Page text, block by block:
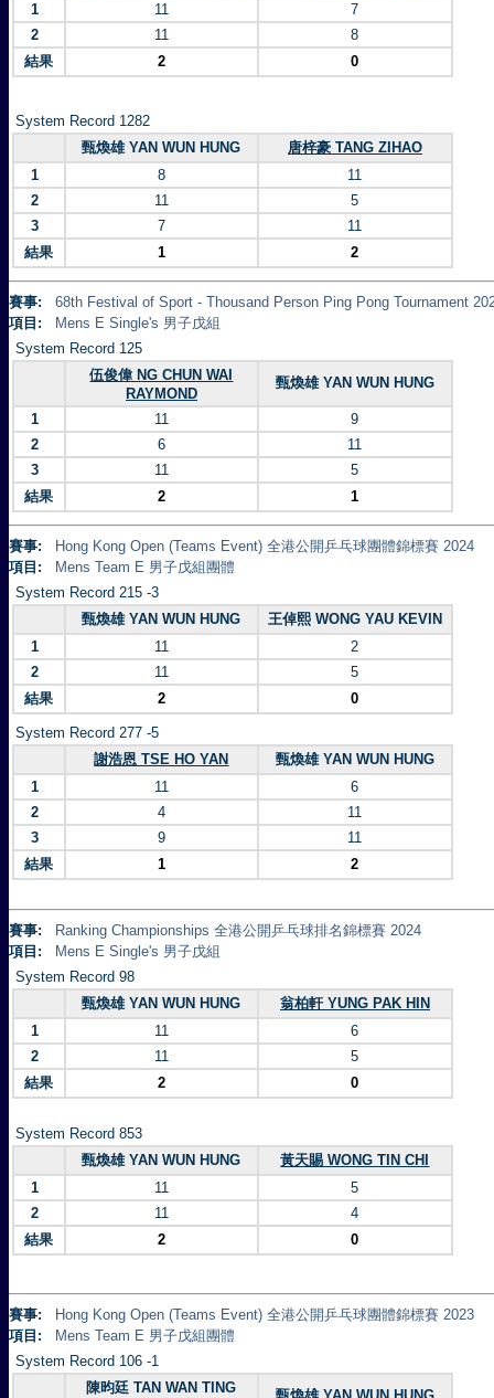
1
11
7
2
11
8
結果
2 0
System Record 1282
甄煥雄 YAN WUN HUNG
唐梓豪 TANG ZIHAO
1
8
11
2
11
5
3
7
11
結果
1 2
賽事:
68th Festival of Sport - Thousand Person Ping Pong Tournament
項目:
Mens E Single's 男子戊組
System Record 125
伍俊偉 NG CHUN WAI
RAYMOND
甄煥雄 YAN WUN HUNG
1 11
9
2
6
11
3
11
5
結果
2 1
賽事:
Hong Kong Open (Teams Event) 全港公開乒乓球團體錦標賽 2024
項目:
Mens Team E 男子戊組團體
System Record 215 -3
甄煥雄 YAN WUN HUNG
王倬熙 WONG YAU KEVIN
1
11
2
2
11
5
結果
2 0
System Record 277 -5
謝浩恩 TSE HO YAN
甄煥雄 YAN WUN HUNG
1
11
6
2
4
11
3
9
11
結果
1 2
賽事:
Ranking Championships 全港公開乒乓球排名錦標賽 2024
項目:
Mens E Single's 男子戊組
System Record 98
甄煥雄 YAN WUN HUNG
翁柏軒 YUNG PAK HIN
1
11
6
2
11
5
結果
2 0
System Record 853
甄煥雄 YAN WUN HUNG
黃天賜 WONG TIN CHI
1
11
5
2
11
4
結果
2 0
賽事:
Hong Kong Open (Teams Event) 全港公開乒乓球團體錦標賽 2023
項目:
Mens Team E 男子戊組團體
System Record 106 -1
陳昀廷 TAN WAN TING